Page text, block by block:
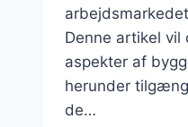
Denne artikel vil
aspekter af
herunder
de…